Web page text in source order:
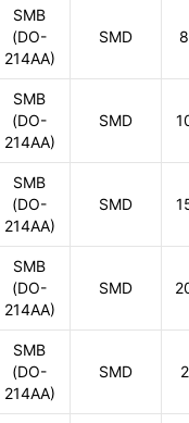
SMB
(DO-
214AA)
SMD
SMB
(DO-
214AA)
SMD
SMB
(DO-
214AA)
SMD
SMB
(DO-
214AA)
SMD
SMB
(DO-
214AA)
SMD